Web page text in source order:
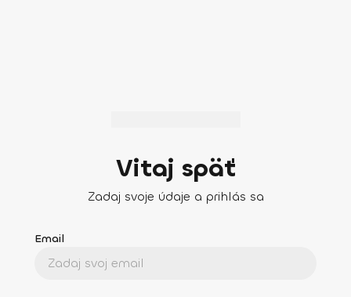
Vitaj späť
Zadaj svoje údaje a prihlás sa
Email